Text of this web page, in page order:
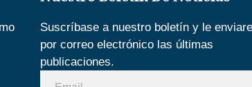
Suscríbase a nuestro boletín y le
por correo electrónico las últimas
publicaciones.